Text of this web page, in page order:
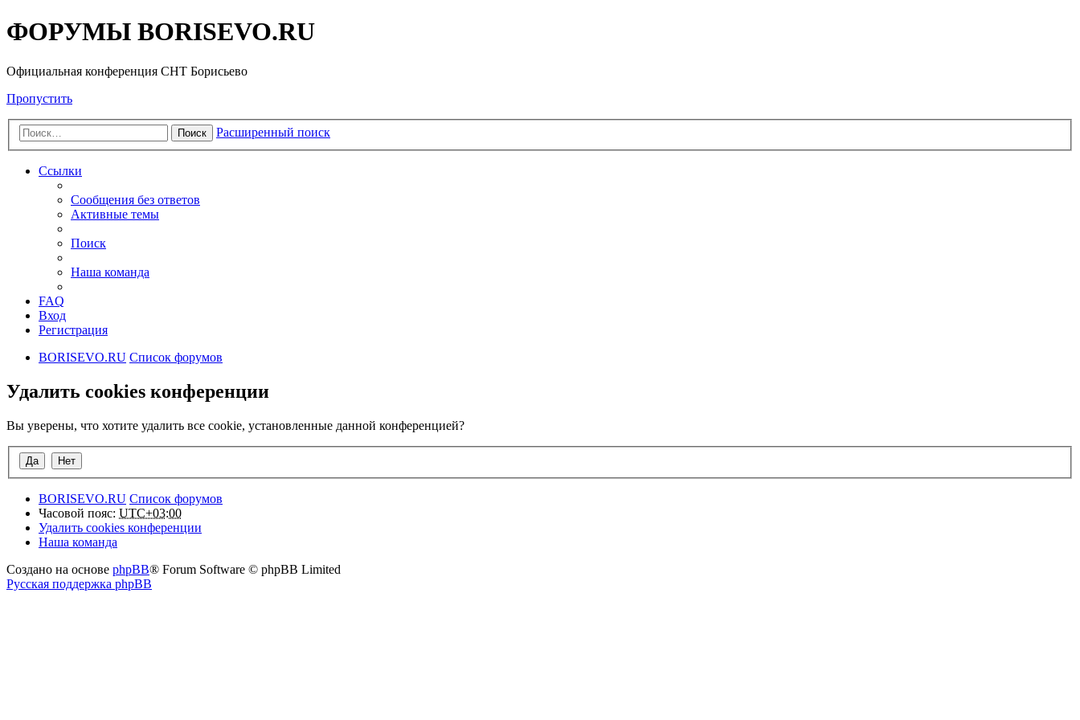
ФОРУМЫ BORISEVO.RU
Официальная конференция СНТ Борисьево
Пропустить
Поиск Расширенный поиск
Ссылки
Сообщения без ответов
Активные темы
Поиск
Наша команда
FAQ
Вход
Регистрация
BORISEVO.RU Список форумов
Удалить cookies конференции
Вы уверены, что хотите удалить все cookie, установленные данной конференцией?
BORISEVO.RU Список форумов
Часовой пояс: UTC+03:00
Удалить cookies конференции
Наша команда
Создано на основе phpBB® Forum Software © phpBB Limited
Русская поддержка phpBB